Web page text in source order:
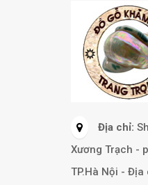
Địa chỉ:
Xương Trạch -
TP.Hà Nội -